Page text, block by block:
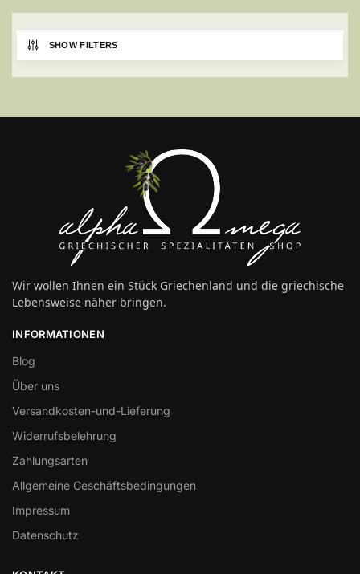
SHOW FILTERS
Wir wollen Ihnen ein Stück Griechenland und die griechische
Lebensweise näher bringen.
INFORMATIONEN
Blog
Über uns
Versandkosten-und-Lieferung
Widerrufsbelehrung
Zahlungsarten
Allgemeine Geschäftsbedingungen
Impressum
Datenschutz